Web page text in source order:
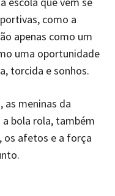
como a
apenas como um
uma oportunidade
torcida e sonhos.
as meninas da
bola rola, também
os afetos e a força